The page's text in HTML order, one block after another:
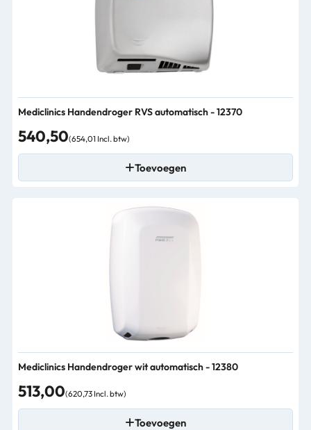
Mediclinics Handendroger RVS automatisch - 12370
540,50(654,01 Incl. btw)
Toevoegen
Mediclinics Handendroger wit automatisch - 12380
513,00(620,73 Incl. btw)
Toevoegen